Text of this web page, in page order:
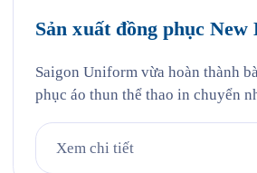
Sản xuất đồng phục New
Saigon Uniform vừa hoàn thành
phục áo thun thể thao in chuyển
Balance Việt Nam — đại diện của
thao Mỹ được thành lập từ năm
Xem chi tiết